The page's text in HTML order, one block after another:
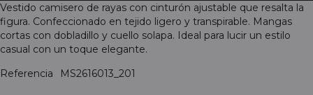
Vestido camisero de rayas con cinturón ajustable que resalta la
figura. Confeccionado en tejido ligero y transpirable. Mangas
cortas con dobladillo y cuello solapa. Ideal para lucir un estilo
casual con un toque elegante.
Referencia
MS2616013_201